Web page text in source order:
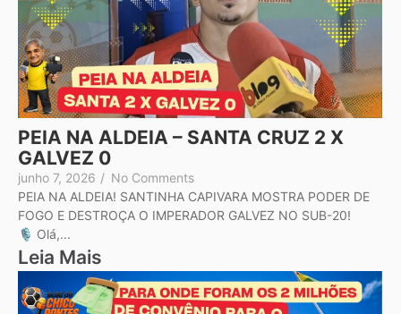
PEIA NA ALDEIA – SANTA CRUZ 2 X
GALVEZ 0
junho 7, 2026 / No Comments
PEIA NA ALDEIA! SANTINHA CAPIVARA MOSTRA PODER DE
FOGO E DESTROÇA O IMPERADOR GALVEZ NO SUB-20!
🎙️ Olá,...
Leia Mais